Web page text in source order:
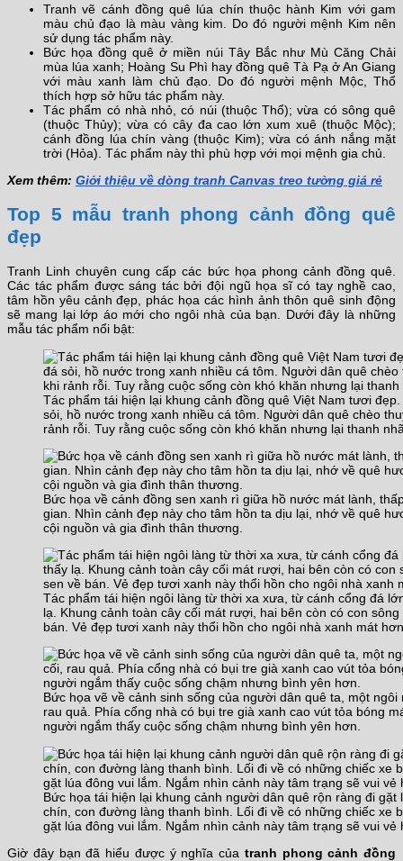
Tranh vẽ cánh đồng quê lúa chín thuộc hành Kim với gam
màu chủ đạo là màu vàng kim. Do đó người mệnh Kim nên
sử dụng tác phẩm này.
Bức họa đồng quê ở miền núi Tây Bắc như Mù Căng Chải
mùa lúa xanh; Hoàng Su Phì hay đồng quê Tà Pạ ở An Giang
với màu xanh làm chủ đạo. Do đó người mệnh Mộc, Thổ
thích hợp sở hữu tác phẩm này.
Tác phẩm có nhà nhỏ, có núi (thuộc Thổ); vừa có sông quê
(thuộc Thủy); vừa có cây đa cao lớn xum xuê (thuộc Mộc);
cánh đồng lúa chín vàng (thuộc Kim); vừa có ánh nắng mặt
trời (Hỏa). Tác phẩm này thì phù hợp với mọi mệnh gia chủ.
Xem thêm: Giới thiệu về dòng tranh Canvas treo tường giá rẻ
Top 5 mẫu tranh phong cảnh đồng quê
đẹp
Tranh Linh chuyên cung cấp các bức họa phong cảnh đồng quê.
Các tác phẩm được sáng tác bởi đội ngũ họa sĩ có tay nghề cao,
tâm hồn yêu cảnh đẹp, phác họa các hình ảnh thôn quê sinh động
sẽ mang lại lớp áo mới cho ngôi nhà của bạn. Dưới đây là những
mẫu tác phẩm nổi bật:
Tác phẩm tái hiện lại khung cảnh đồng quê Việt Nam tươi
sỏi, hồ nước trong xanh nhiều cá tôm. Người dân quê chèo
rảnh rỗi. Tuy rằng cuộc sống còn khó khăn nhưng lại thanh
Bức họa về cánh đồng sen xanh rì giữa hồ nước mát lành,
gian. Nhìn cảnh đẹp này cho tâm hồn ta dịu lại, nhớ về quê
cội nguồn và gia đình thân thương.
Tác phẩm tái hiện ngôi làng từ thời xa xưa, từ cánh cổng đá
lạ. Khung cảnh toàn cây cối mát rượi, hai bên còn có con
bán. Vẻ đẹp tươi xanh này thổi hồn cho ngôi nhà xanh mát
Bức họa vẽ về cảnh sinh sống của người dân quê ta, một
rau quả. Phía cổng nhà có bụi tre già xanh cao vút tỏa bóng
người ngắm thấy cuộc sống chậm nhưng bình yên hơn.
Bức họa tái hiện lại khung cảnh người dân quê rộn ràng đi
chín, con đường làng thanh bình. Lối đi về có những chiếc xe
gặt lúa đông vui lắm. Ngắm nhìn cảnh này tâm trạng sẽ vui vẻ
Giờ đây bạn đã hiểu được ý nghĩa của tranh phong cảnh đồng